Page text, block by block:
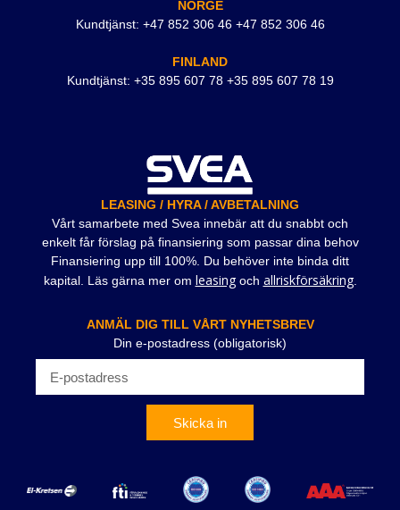
NORGE
Kundtjänst: +47 852 306 46 +47 852 306 46
FINLAND
Kundtjänst: +35 895 607 78 +35 895 607 78 19
LEASING / HYRA / AVBETALNING
Vårt samarbete med Svea innebär att du snabbt och
enkelt får förslag på finansiering som passar dina behov
Finansiering upp till 100%. Du behöver inte binda ditt
kapital. Läs gärna mer om leasingoch allriskförsäkring.
ANMÄL DIG TILL VÅRT NYHETSBREV
Din e-postadress (obligatorisk)
Skicka in